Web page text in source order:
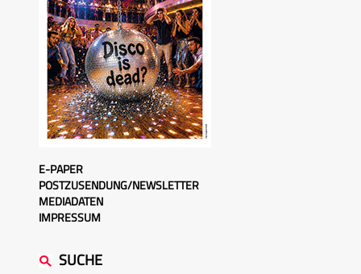
E-PAPER
POSTZUSENDUNG/NEWSLETTER
MEDIADATEN
IMPRESSUM
SUCHE